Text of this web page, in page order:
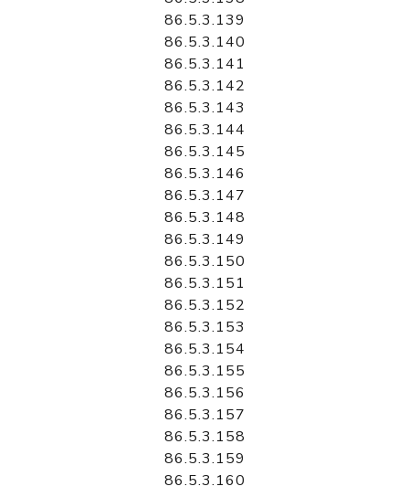
86.5.3.139
86.5.3.140
86.5.3.141
86.5.3.142
86.5.3.143
86.5.3.144
86.5.3.145
86.5.3.146
86.5.3.147
86.5.3.148
86.5.3.149
86.5.3.150
86.5.3.151
86.5.3.152
86.5.3.153
86.5.3.154
86.5.3.155
86.5.3.156
86.5.3.157
86.5.3.158
86.5.3.159
86.5.3.160